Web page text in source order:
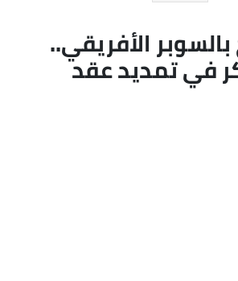
الأفريقي..
في تمديد عقد